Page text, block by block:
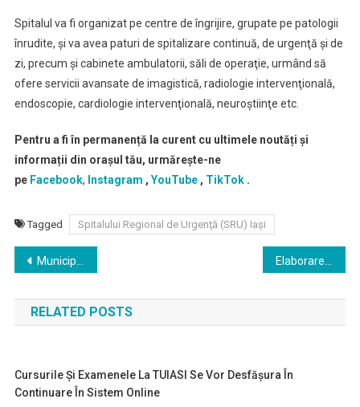
Spitalul va fi organizat pe centre de îngrijire, grupate pe patologii
înrudite, şi va avea paturi de spitalizare continuă, de urgenţă şi de
zi, precum şi cabinete ambulatorii, săli de operaţie, urmând să
ofere servicii avansate de imagistică, radiologie intervenţională,
endoscopie, cardiologie intervenţională, neuroştiinţe etc.
Pentru a fi în permanență la curent cu ultimele noutăți și
informații din orașul tău, urmărește-ne
peFacebook, Instagram , YouTube, TikTok.
Tagged Spitalului Regional de Urgenţă (SRU) Iaşi
Navigare
în
articole
Municipiul Iași intră în scenariul roșu de sâmbătă, 20 martie
RELATED POSTS
Cursurile Şi Examenele La TUIASI Se Vor Desfăşura În
Continuare În Sistem Online